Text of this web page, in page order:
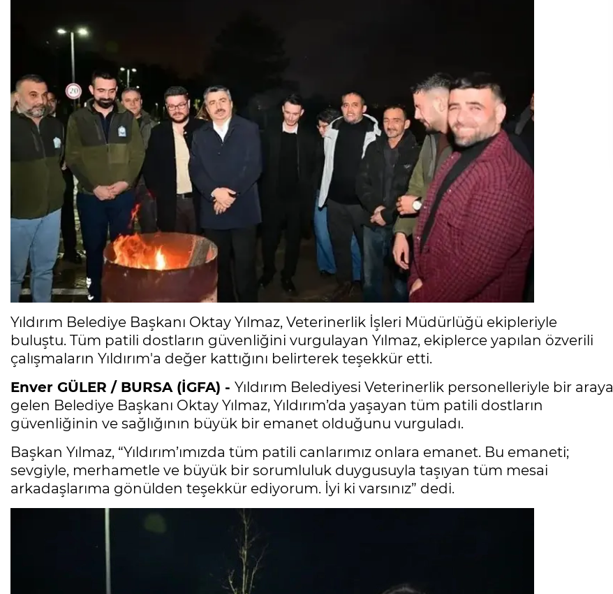
Yıldırım Belediye Başkanı Oktay Yılmaz, Veterinerlik İşleri Müdürlüğü ekipleriyle
buluştu. Tüm patili dostların güvenliğini vurgulayan Yılmaz, ekiplerce yapılan özverili
çalışmaların Yıldırım'a değer kattığını belirterek teşekkür etti.
Enver GÜLER / BURSA (İGFA) - Yıldırım Belediyesi Veterinerlik personelleriyle bir araya
gelen Belediye Başkanı Oktay Yılmaz, Yıldırım’da yaşayan tüm patili dostların
güvenliğinin ve sağlığının büyük bir emanet olduğunu vurguladı.
Başkan Yılmaz, “Yıldırım’ımızda tüm patili canlarımız onlara emanet. Bu emaneti;
sevgiyle, merhametle ve büyük bir sorumluluk duygusuyla taşıyan tüm mesai
arkadaşlarıma gönülden teşekkür ediyorum. İyi ki varsınız” dedi.